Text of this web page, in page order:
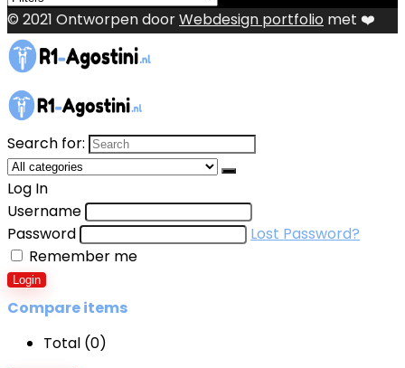
© 2021 Ontworpen doorWebdesign portfolio met ❤️
Search for:
Log In
Username
Password
Lost Password?
Remember me
Login
Compare items
Total (0)